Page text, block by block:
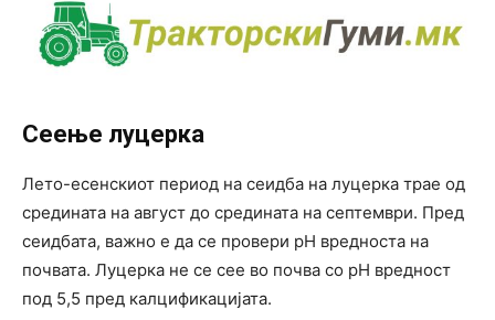
Сеење луцерка
Лето-есенскиот период на сеидба на луцерка трае од
средината на август до средината на септември. Пред
сеидбата, важно е да се провери pH вредноста на
почвата. Луцерка не се сее во почва со pH вредност
под 5,5 пред калцификацијата.